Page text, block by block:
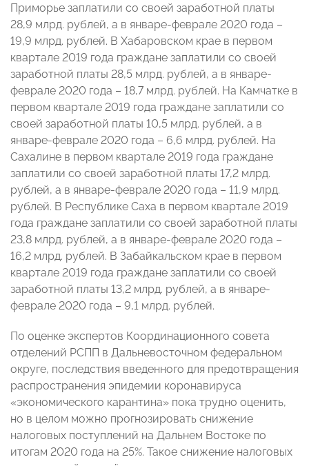
Приморье заплатили со своей заработной платы
28,9 млрд. рублей, а в январе-феврале 2020 года –
19,9 млрд. рублей. В Хабаровском крае в первом
квартале 2019 года граждане заплатили со своей
заработной платы 28,5 млрд. рублей, а в январе-
феврале 2020 года – 18,7 млрд. рублей. На Камчатке в
первом квартале 2019 года граждане заплатили со
своей заработной платы 10,5 млрд. рублей, а в
январе-феврале 2020 года – 6,6 млрд. рублей. На
Сахалине в первом квартале 2019 года граждане
заплатили со своей заработной платы 17,2 млрд.
рублей, а в январе-феврале 2020 года – 11,9 млрд.
рублей. В Республике Саха в первом квартале 2019
года граждане заплатили со своей заработной платы
23,8 млрд. рублей, а в январе-феврале 2020 года –
16,2 млрд. рублей. В Забайкальском крае в первом
квартале 2019 года граждане заплатили со своей
заработной платы 13,2 млрд. рублей, а в январе-
феврале 2020 года – 9,1 млрд. рублей.
По оценке экспертов Координационного совета
отделений РСПП в Дальневосточном федеральном
округе, последствия введенного для предотвращения
распространения эпидемии коронавируса
«экономического карантина» пока трудно оценить,
но в целом можно прогнозировать снижение
налоговых поступлений на Дальнем Востоке по
итогам 2020 года на 25%. Такое снижение налоговых